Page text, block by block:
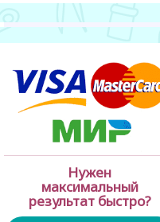
Нужен
максимальный
результат быстро?